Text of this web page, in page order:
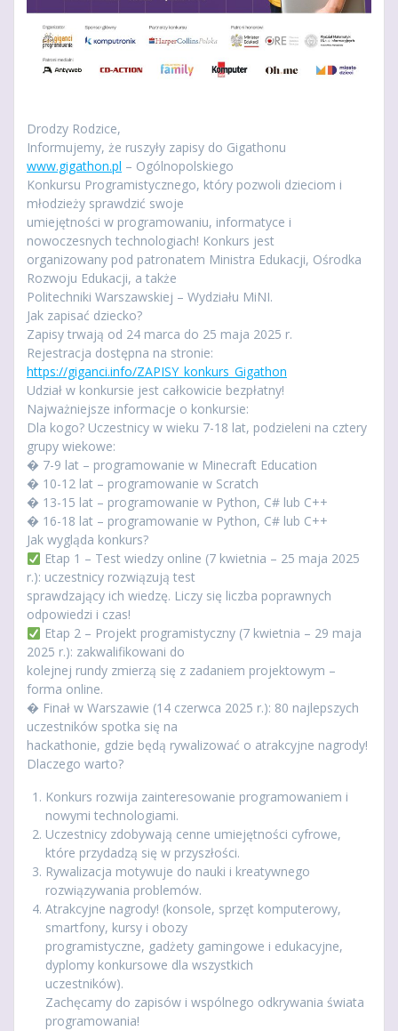
Drodzy Rodzice,
Informujemy, że ruszyły zapisy do Gigathonu
www.gigathon.pl – Ogólnopolskiego
Konkursu Programistycznego, który pozwoli dzieciom i
młodzieży sprawdzić swoje
umiejętności w programowaniu, informatyce i
nowoczesnych technologiach! Konkurs jest
organizowany pod patronatem Ministra Edukacji, Ośrodka
Rozwoju Edukacji, a także
Politechniki Warszawskiej – Wydziału MiNI.
Jak zapisać dziecko?
Zapisy trwają od 24 marca do 25 maja 2025 r.
Rejestracja dostępna na stronie:
https://giganci.info/ZAPISY_konkurs_Gigathon
Udział w konkursie jest całkowicie bezpłatny!
Najważniejsze informacje o konkursie:
Dla kogo? Uczestnicy w wieku 7-18 lat, podzieleni na cztery
grupy wiekowe:
� 7-9 lat – programowanie w Minecraft Education
� 10-12 lat – programowanie w Scratch
� 13-15 lat – programowanie w Python, C# lub C++
� 16-18 lat – programowanie w Python, C# lub C++
Jak wygląda konkurs?
Etap 1 – Test wiedzy online (7 kwietnia – 25 maja 2025
r.): uczestnicy rozwiązują test
sprawdzający ich wiedzę. Liczy się liczba poprawnych
odpowiedzi i czas!
Etap 2 – Projekt programistyczny (7 kwietnia – 29 maja
2025 r.): zakwalifikowani do
kolejnej rundy zmierzą się z zadaniem projektowym –
forma online.
� Finał w Warszawie (14 czerwca 2025 r.): 80 najlepszych
uczestników spotka się na
hackathonie, gdzie będą rywalizować o atrakcyjne nagrody!
Dlaczego warto?
Konkurs rozwija zainteresowanie programowaniem i
nowymi technologiami.
Uczestnicy zdobywają cenne umiejętności cyfrowe,
które przydadzą się w przyszłości.
Rywalizacja motywuje do nauki i kreatywnego
rozwiązywania problemów.
Atrakcyjne nagrody! (konsole, sprzęt komputerowy,
smartfony, kursy i obozy
programistyczne, gadżety gamingowe i edukacyjne,
dyplomy konkursowe dla wszystkich
uczestników).
Zachęcamy do zapisów i wspólnego odkrywania świata
programowania!